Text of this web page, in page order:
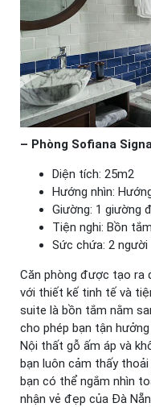
– Phòng Sofiana
Diện tích: 25m2
Hướng nhìn:
Giường: 1 giường
Tiện nghi: Bồn
Sức chứa: 2
Căn phòng được tạo ra
với thiết kế tinh tế và
suite là bồn tắm nằm
cho phép bạn tận
Nội thất gỗ ấm áp và
bạn luôn cảm thấy thoải
bạn có thể ngắm nhìn
nhận vẻ đẹp của Đà